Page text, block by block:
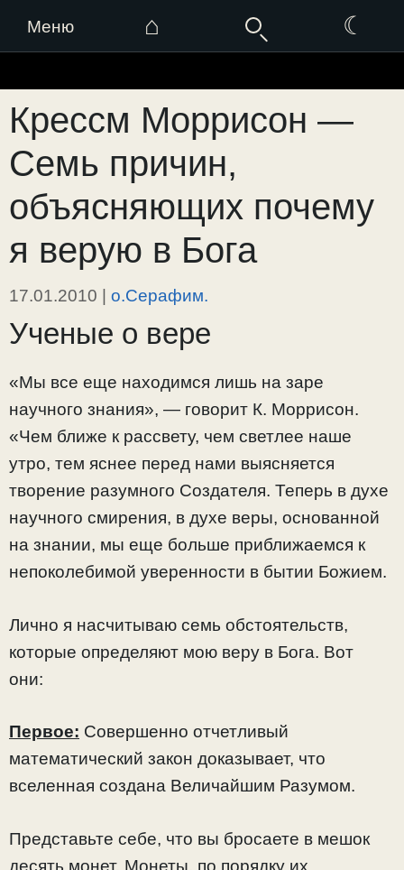
Меню ⌂ ☾
к
содержимому
Крессм Моррисон —
Семь причин,
объясняющих почему
я верую в Бога
17.01.2010 | о.Серафим.
Ученые о вере
«Мы все еще находимся лишь на заре
научного знания», — говорит К. Моррисон.
«Чем ближе к рассвету, чем светлее наше
утро, тем яснее перед нами выясняется
творение разумного Создателя. Теперь в духе
научного смирения, в духе веры, основанной
на знании, мы еще больше приближаемся к
непоколебимой уверенности в бытии Божием.
Лично я насчитываю семь обстоятельств,
которые определяют мою веру в Бога. Вот
они:
Первое: Совершенно отчетливый
математический закон доказывает, что
вселенная создана Величайшим Разумом.
Представьте себе, что вы бросаете в мешок
десять монет. Монеты, по порядку их